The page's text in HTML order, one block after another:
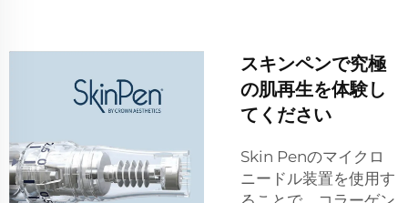
スキンペンで究極
の肌再生を体験し
てください
Skin Penのマイクロ
ニードル装置を使用す